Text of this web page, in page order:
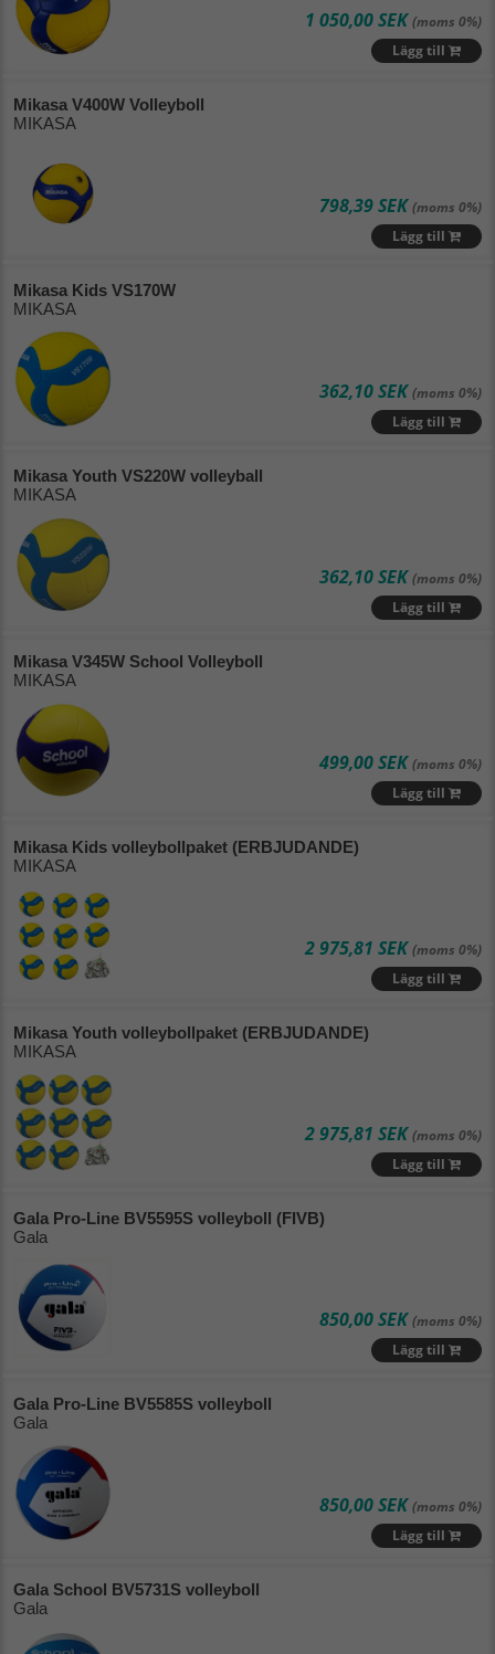
Nyaste 1 050,00 SEK(moms 0%)
Lägg till
Mikasa V400W Volleyboll
MIKASA
798,39 SEK(moms 0%)
Lägg till
Mikasa Kids VS170W
MIKASA
362,10 SEK(moms 0%)
Lägg till
Mikasa Youth VS220W volleyball
MIKASA
362,10 SEK(moms 0%)
Lägg till
Mikasa V345W School Volleyboll
MIKASA
499,00 SEK(moms 0%)
Lägg till
Mikasa Kids volleybollpaket (ERBJUDANDE)
MIKASA
2 975,81 SEK(moms 0%)
Lägg till
Mikasa Youth volleybollpaket (ERBJUDANDE)
MIKASA
2 975,81 SEK(moms 0%)
Lägg till
Gala Pro-Line BV5595S volleyboll (FIVB)
Gala
850,00 SEK(moms 0%)
Lägg till
Gala Pro-Line BV5585S volleyboll
Gala
850,00 SEK(moms 0%)
Lägg till
Gala School BV5731S volleyboll
Gala